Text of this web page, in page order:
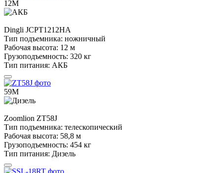
12М
Dingli JCPT1212HA
Тип подъемника: ножничный
Рабочая высота: 12 м
Грузоподъемность: 320 кг
Тип питания: АКБ
59М
Zoomlion ZT58J
Тип подъемника: телескопический
Рабочая высота: 58,8 м
Грузоподъемность: 454 кг
Тип питания: Дизель